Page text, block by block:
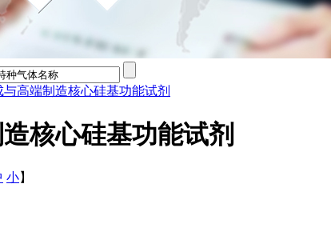
高端制造核心硅基功能试剂
核心硅基功能试剂
小】